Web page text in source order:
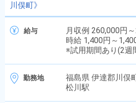
川俣町》
給与
月収例 260,000円
時給 1,400円～
※試用期間あり(2週
勤務地
福島県 伊達郡川
松川駅